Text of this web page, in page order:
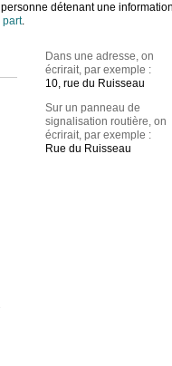
détenant une
part.
Dans une adresse, on
écrirait, par exemple :
10, rue du Ruisseau
Sur un panneau de
signalisation routière, on
écrirait, par exemple :
Rue du Ruisseau